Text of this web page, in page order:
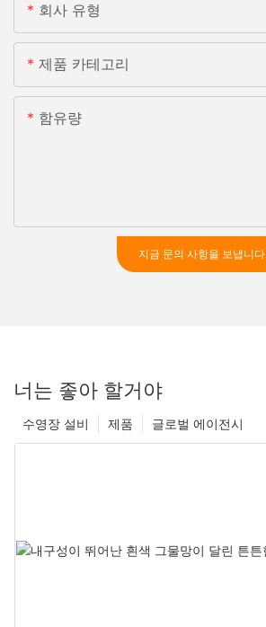
회사 유형
제품 카테고리
함유량
지금 문의 사항을 보냅니다
너는 좋아 할거야
글로벌 에이전시
제품
수영장 설비